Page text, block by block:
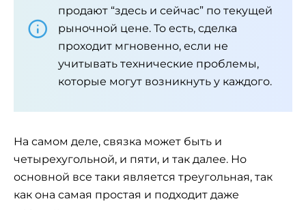
продают “здесь и сейчас” по текущей
рыночной цене. То есть, сделка
проходит мгновенно, если не
учитывать технические проблемы,
которые могут возникнуть у каждого.
На самом деле, связка может быть и
четырехугольной, и пяти, и так далее. Но
основной все таки является треугольная, так
как она самая простая и подходит даже